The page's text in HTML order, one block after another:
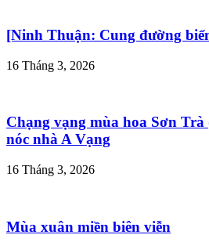
[Ninh Thuận: Cung đường
16 Tháng 3, 2026
Chạng vạng mùa hoa Sơn Trà
nóc nhà A Vạng
16 Tháng 3, 2026
Mùa xuân miền biên viễn